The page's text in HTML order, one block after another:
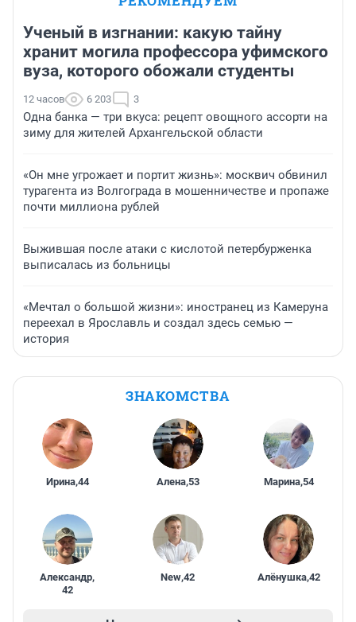
Ученый в изгнании: какую тайну
хранит могила профессора уфимского
вуза, которого обожали студенты
12 часов 6 203 3
Одна банка — три вкуса: рецепт овощного ассорти на
зиму для жителей Архангельской области
«Он мне угрожает и портит жизнь»: москвич обвинил
турагента из Волгограда в мошенничестве и пропаже
почти миллиона рублей
Выжившая после атаки с кислотой петербурженка
выписалась из больницы
«Мечтал о большой жизни»: иностранец из Камеруна
переехал в Ярославль и создал здесь семью —
история
ЗНАКОМСТВА
Ирина,44 Алена,53 Марина,54
Александр,
42
New,42 Алёнушка,42